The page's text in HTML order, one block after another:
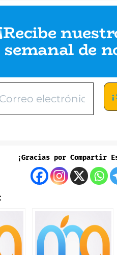
semanal de
¡Gracias por Compartir